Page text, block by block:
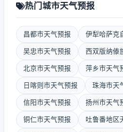
热门城市天气预报
昌都市天气预报 伊犁哈萨克
吴忠市天气预报 西双版纳傣
北京市天气预报 萍乡市天气
日喀则市天气预报 珠海市天
信阳市天气预报 扬州市天气
铜仁市天气预报 吐鲁番地区